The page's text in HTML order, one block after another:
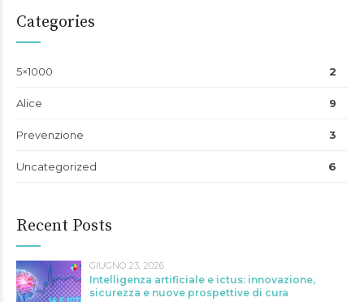
Categories
5×1000 2
Alice 9
Prevenzione 3
Uncategorized 6
Recent Posts
GIUGNO 23, 2026
Intelligenza artificiale e ictus: innovazione,
sicurezza e nuove prospettive di cura